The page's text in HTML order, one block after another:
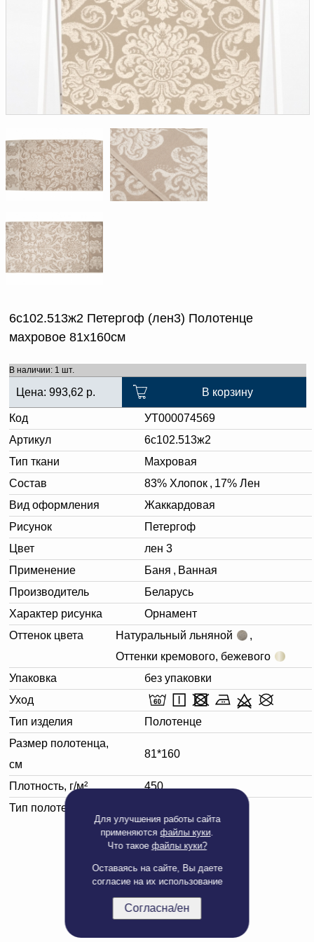
Для улучшения работы сайта
применяютсяфайлы куки.
Что такое файлы куки?
Оставаясь на сайте, Вы даете
согласие на их использование
Согласна/ен
Доверенность на
получение груза
Документы по работе с
персональными данными
Письмо руководителю
Вопросы и ответы
Новости | Статьи
6с102.513ж2 Петергоф (лен3) Полотенце
махровое 81х160см
В наличии: 1 шт.
Цена: 993,62 р. В корзину
Код
УТ000074569
Артикул
6с102.513ж2
Тип ткани
Махровая
Состав
83% Хлопок , 17% Лен
Вид оформления
Жаккардовая
Рисунок
Петергоф
Цвет
лен 3
Применение
Баня , Ванная
Производитель
Беларусь
Характер рисунка
Орнамент
Оттенок цвета
Натуральный льняной
,
Оттенки кремового, бежевого
Упаковка
без упаковки
Уход
Тип изделия
Полотенце
Размер полотенца,
см
81*160
Плотность, г/м²
450
Тип полотенца
Полная версия сайта
Добавить
в